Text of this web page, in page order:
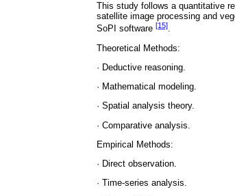
This study follows a quantitative
satellite image processing and
SoPI software [15].
Theoretical Methods:
· Deductive reasoning.
· Mathematical modeling.
· Spatial analysis theory.
· Comparative analysis.
Empirical Methods:
· Direct observation.
· Time-series analysis.